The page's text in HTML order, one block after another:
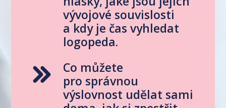
vývojové souvislosti
a kdy je čas vyhledat
logopeda.
Co můžete
pro správnou
výslovnost udělat sami